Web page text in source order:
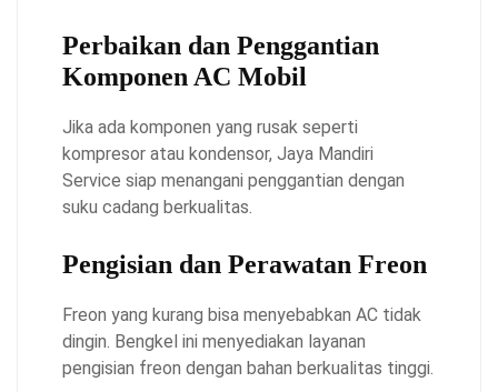
Perbaikan dan Penggantian
Komponen AC Mobil
Jika ada komponen yang rusak seperti
kompresor atau kondensor, Jaya Mandiri
Service siap menangani penggantian dengan
suku cadang berkualitas.
Pengisian dan Perawatan Freon
Freon yang kurang bisa menyebabkan AC tidak
dingin. Bengkel ini menyediakan layanan
pengisian freon dengan bahan berkualitas tinggi.